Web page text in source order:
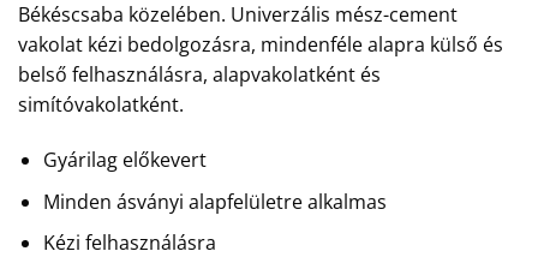
Békéscsaba közelében. Univerzális mész-cement
vakolat kézi bedolgozásra, mindenféle alapra külső és
belső felhasználásra, alapvakolatként és
simítóvakolatként.
Gyárilag előkevert
Minden ásványi alapfelületre alkalmas
Kézi felhasználásra